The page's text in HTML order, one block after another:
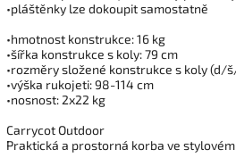
•pláštěnky lze dokoupit samostatně
•hmotnost konstrukce: 16 kg
•šířka konstrukce s koly: 79 cm
•rozměry složené konstrukce s koly (d/
•výška rukojeti: 98-114 cm
•nosnost: 2x22 kg
Carrycot Outdoor
Praktická a prostorná korba ve